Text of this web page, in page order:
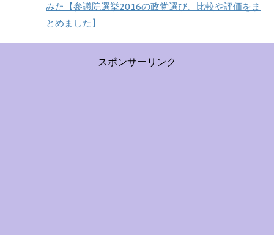
みた【参議院選挙2016の政党選び、比較や評価をま
とめました】
スポンサーリンク